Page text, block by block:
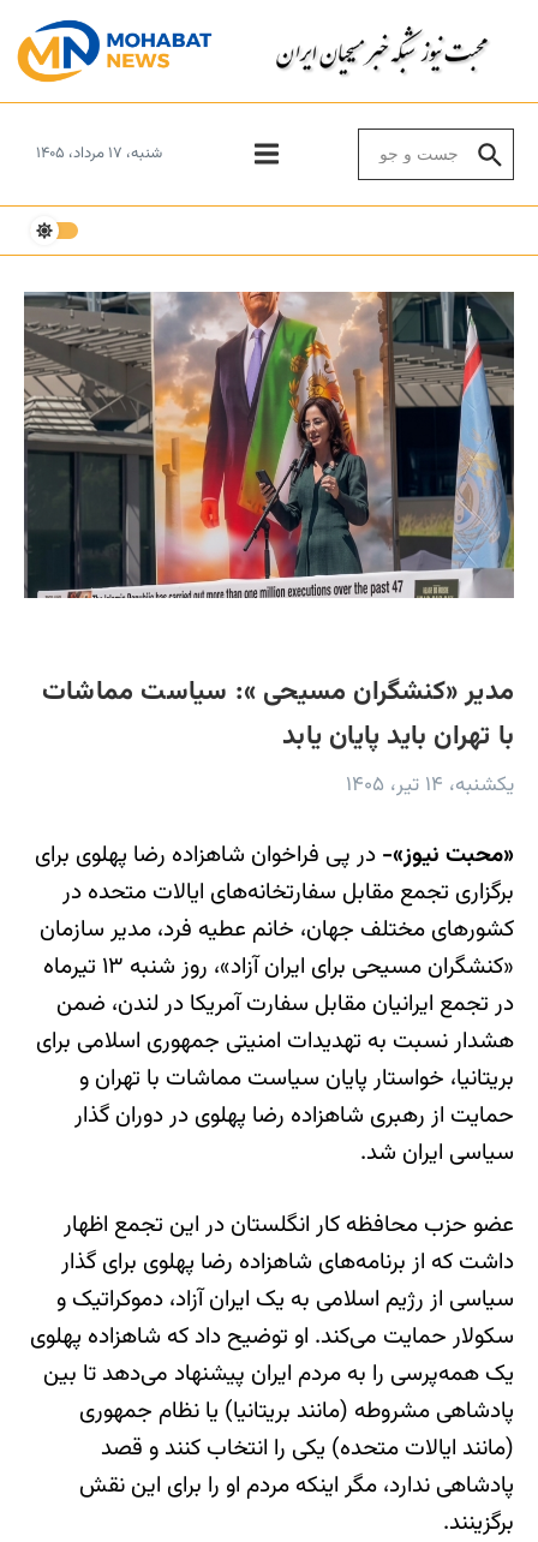
شنبه، ۱۷ مرداد، ۱۴۰۵
مدیر «کنشگران مسیحی »: سیاست مماشات
با تهران باید پایان یابد
یکشنبه، ۱۴ تیر، ۱۴۰۵
«محبت نیوز»- در پی فراخوان شاهزاده رضا پهلوی برای
برگزاری تجمع مقابل سفارتخانه‌های ایالات متحده در
کشورهای مختلف جهان، خانم عطیه فرد، مدیر سازمان
«کنشگران مسیحی برای ایران آزاد»، روز شنبه ۱۳ تیرماه
در تجمع ایرانیان مقابل سفارت آمریکا در لندن، ضمن
هشدار نسبت به تهدیدات امنیتی جمهوری اسلامی برای
بریتانیا، خواستار پایان سیاست مماشات با تهران و
حمایت از رهبری شاهزاده رضا پهلوی در دوران گذار
سیاسی ایران شد.
عضو حزب محافظه کار انگلستان در این تجمع اظهار
داشت که از برنامه‌های شاهزاده رضا پهلوی برای گذار
سیاسی از رژیم اسلامی به یک ایران آزاد، دموکراتیک و
سکولار حمایت می‌کند. او توضیح داد که شاهزاده پهلوی
یک همه‌پرسی را به مردم ایران پیشنهاد می‌دهد تا بین
پادشاهی مشروطه (مانند بریتانیا) یا نظام جمهوری
(مانند ایالات متحده) یکی را انتخاب کنند و قصد
پادشاهی ندارد، مگر اینکه مردم او را برای این نقش
برگزینند.